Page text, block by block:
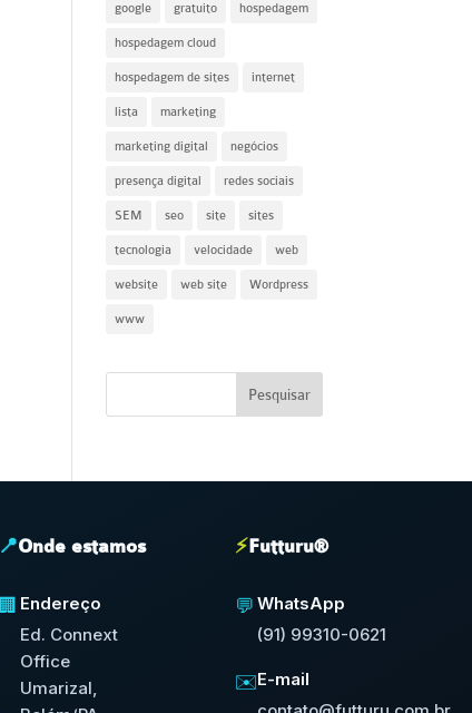
google gratuito hospedagem
hospedagem cloud
hospedagem de sites internet
lista marketing
marketing digital negócios
presença digital redes sociais
SEM seo site sites
tecnologia velocidade web
website web site Wordpress
www
📍Onde estamos
🏢 Endereço
Ed. Connext
Office
Umarizal,
⚡Futturu®
💬 WhatsApp
(91) 99310-0621
✉️E-mail